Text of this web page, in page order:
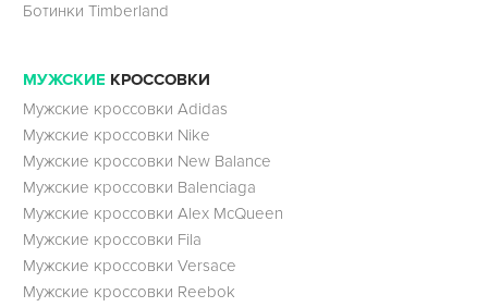
Ботинки Timberland
МУЖСКИЕ КРОССОВКИ
Мужские кроссовки Adidas
Мужские кроссовки Nike
Мужские кроссовки New Balance
Мужские кроссовки Balenciaga
Мужские кроссовки Alex McQueen
Мужские кроссовки Fila
Мужские кроссовки Versace
Мужские кроссовки Reebok